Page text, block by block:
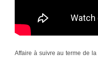
Affaire à suivre au terme de la